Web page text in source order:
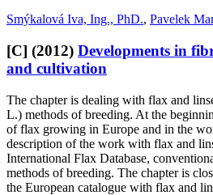
Smýkalová Iva, Ing., PhD., Pavelek
[C] (2012) Developments in
and cultivation
The chapter is dealing with flax and
L.) methods of breeding. At the
of flax growing in Europe and in the
description of the work with flax and
International Flax Database,
methods of breeding. The chapter is
the European catalogue with flax and